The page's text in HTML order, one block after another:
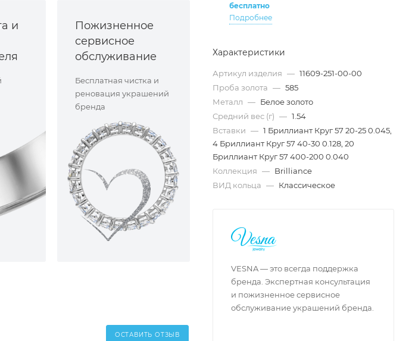
и
Пожизненное
сервисное
обслуживание
Бесплатная чистка и
реновация украшений
бренда
ОСТАВИТЬ ОТЗЫВ
бесплатно
Подробнее
Характеристики
Артикул изделия — 11609-251-00-00
Проба золота — 585
Металл — Белое золото
Средний вес (г) — 1.54
Вставки — 1 Бриллиант Круг 57 20-25 0.045,
4 Бриллиант Круг 57 40-30 0.128, 20
Бриллиант Круг 57 400-200 0.040
Коллекция — Brilliance
ВИД кольца — Классическое
VESNA — это всегда поддержка
бренда. Экспертная консультация
и пожизненное сервисное
обслуживание украшений бренда.